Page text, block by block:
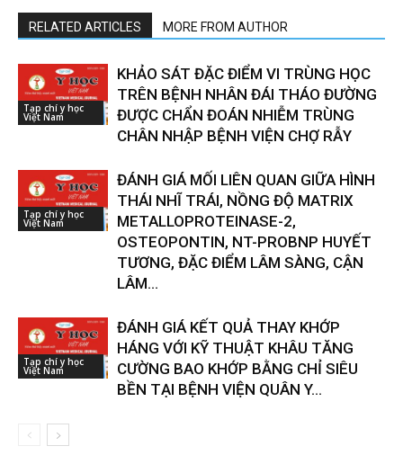
RELATED ARTICLES MORE FROM AUTHOR
Tạp chí y học
Việt Nam
KHẢO SÁT ĐẶC ĐIỂM VI TRÙNG HỌC
TRÊN BỆNH NHÂN ĐÁI THÁO ĐƯỜNG
ĐƯỢC CHẨN ĐOÁN NHIỄM TRÙNG
CHÂN NHẬP BỆNH VIỆN CHỢ RẪY
Tạp chí y học
Việt Nam
ĐÁNH GIÁ MỐI LIÊN QUAN GIỮA HÌNH
THÁI NHĨ TRÁI, NỒNG ĐỘ MATRIX
METALLOPROTEINASE-2,
OSTEOPONTIN, NT-PROBNP HUYẾT
TƯƠNG, ĐẶC ĐIỂM LÂM SÀNG, CẬN
LÂM...
Tạp chí y học
Việt Nam
ĐÁNH GIÁ KẾT QUẢ THAY KHỚP
HÁNG VỚI KỸ THUẬT KHÂU TĂNG
CƯỜNG BAO KHỚP BẰNG CHỈ SIÊU
BỀN TẠI BỆNH VIỆN QUÂN Y...